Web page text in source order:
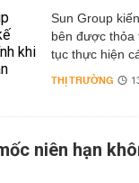
Sun Group
bên được thỏa
tục thực hiện
THỊ TRƯỜNG
niên hạn